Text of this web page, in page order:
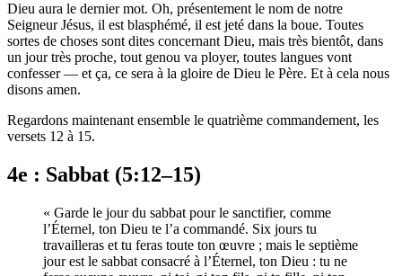
Dieu aura le dernier mot. Oh, présentement le nom de notre
Seigneur Jésus, il est blasphémé, il est jeté dans la boue. Toutes
sortes de choses sont dites concernant Dieu, mais très bientôt, dans
un jour très proche, tout genou va ployer, toutes langues vont
confesser — et ça, ce sera à la gloire de Dieu le Père. Et à cela nous
disons amen.
Regardons maintenant ensemble le quatrième commandement, les
versets 12 à 15.
4e : Sabbat (5:12–15)
« Garde le jour du sabbat pour le sanctifier, comme
l’Éternel, ton Dieu te l’a commandé. Six jours tu
travailleras et tu feras toute ton œuvre ; mais le septième
jour est le sabbat consacré à l’Éternel, ton Dieu : tu ne